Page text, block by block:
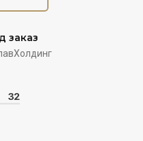
заказ